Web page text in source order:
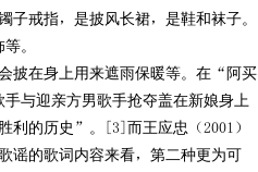
戒指，是披风长裙，是鞋和袜子。
。
披在身上用来遮雨保暖等。在“阿买
与迎亲方男歌手抢夺盖在新娘身上
利的历史”。[3]而王应忠（2001）
谣的歌词内容来看，第二种更为可